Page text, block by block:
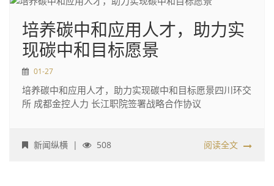
培养碳中和应用人才，助力实
现碳中和目标愿景
01-27
培养碳中和应用人才，助力实现碳中和目标愿景四川环交
所 成都金控人力 长江职院签署战略合作协议
新闻纵横 | 508 阅读全文